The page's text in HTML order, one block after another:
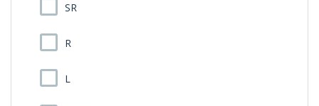
SR
R
L